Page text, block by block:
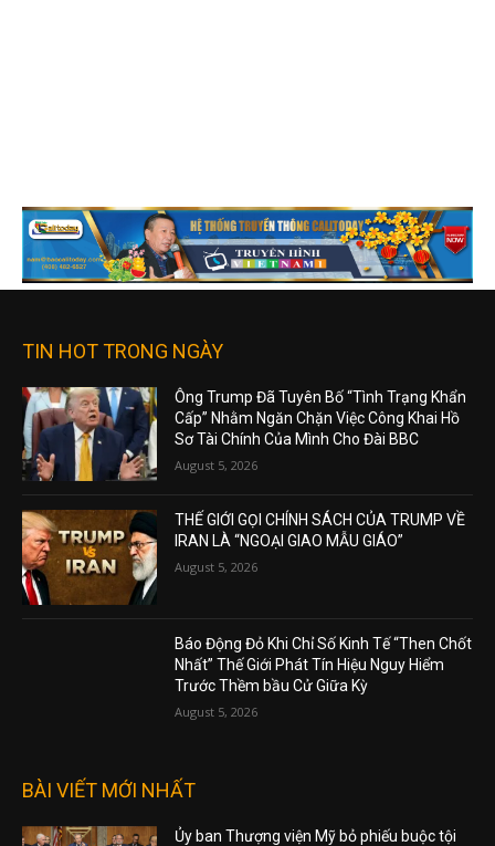
TIN HOT TRONG NGÀY
Ông Trump Đã Tuyên Bố “Tình Trạng Khẩn
Cấp” Nhằm Ngăn Chặn Việc Công Khai Hồ
Sơ Tài Chính Của Mình Cho Đài BBC
August 5, 2026
THẾ GIỚI GỌI CHÍNH SÁCH CỦA TRUMP VỀ
IRAN LÀ “NGOẠI GIAO MẪU GIÁO”
August 5, 2026
Báo Động Đỏ Khi Chỉ Số Kinh Tế “Then Chốt
Nhất” Thế Giới Phát Tín Hiệu Nguy Hiểm
Trước Thềm bầu Cử Giữa Kỳ
August 5, 2026
BÀI VIẾT MỚI NHẤT
Ủy ban Thượng viện Mỹ bỏ phiếu buộc tội